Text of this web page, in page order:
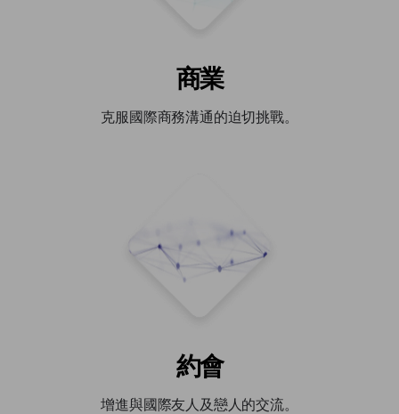
商業
克服國際商務溝通的迫切挑戰。
約會
增進與國際友人及戀人的交流。